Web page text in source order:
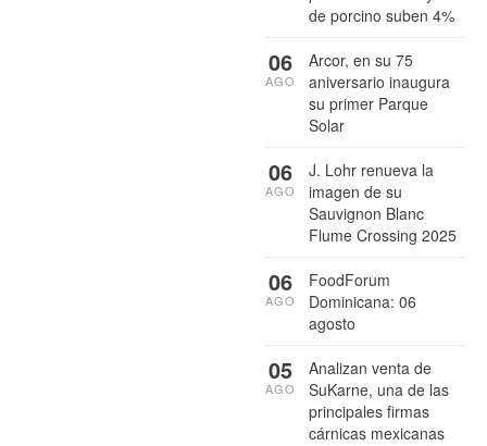
de porcino suben 4%
Arcor, en su 75
aniversario inaugura
su primer Parque
Solar
06
AGO
J. Lohr renueva la
imagen de su
Sauvignon Blanc
Flume Crossing 2025
06
AGO
FoodForum
Dominicana: 06
agosto
06
AGO
Analizan venta de
SuKarne, una de las
principales firmas
cárnicas mexicanas
05
AGO